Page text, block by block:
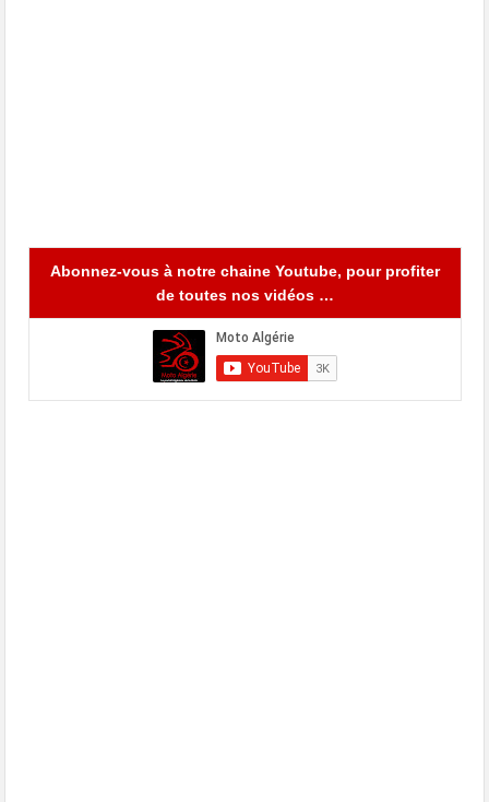
Abonnez-vous à notre chaine Youtube, pour profiter
de toutes nos vidéos …